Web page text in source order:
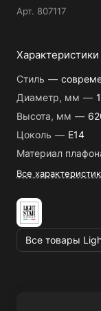
Арт. 807117
Характеристики
Стиль —
Диаметр, мм —
Высота, мм —
Цоколь — E14
Материал
Все
Все товары